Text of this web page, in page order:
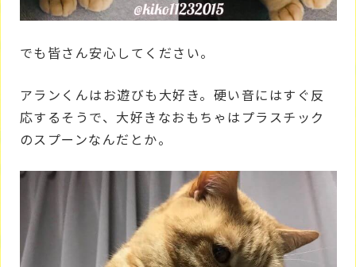
でも皆さん安心してください。
アランくんはお遊びも大好き。硬い音にはすぐ反
応するそうで、大好きなおもちゃはプラスチック
のスプーンなんだとか。